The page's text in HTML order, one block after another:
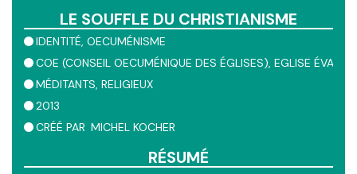
LE SOUFFLE DU CHRISTIANISME
IDENTITÉ OECUMÉNISME
COE (CONSEIL OECUMÉNIQUE DES ÉGLISES) EGLISE
MÉDITANTS RELIGIEUX
2013
CRÉÉ PAR MICHEL KOCHER
RÉSUMÉ